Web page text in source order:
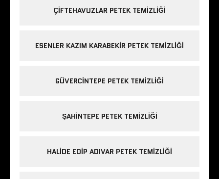
ÇIFTEHAVUZLAR PETEK TEMIZLIĞI
ESENLER KAZIM KARABEKIR PETEK TEMIZLIĞI
GÜVERCINTEPE PETEK TEMIZLIĞI
ŞAHINTEPE PETEK TEMIZLIĞI
HALIDE EDIP ADIVAR PETEK TEMIZLIĞI